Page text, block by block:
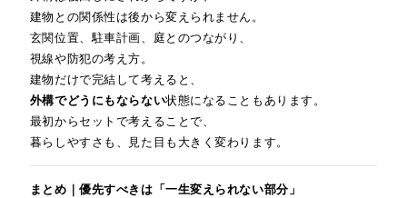
建物との関係性は後から変えられません。
玄関位置、駐車計画、庭とのつながり、
視線や防犯の考え方。
建物だけで完結して考えると、
外構でどうにもならない状態になることもあります。
最初からセットで考えることで、
暮らしやすさも、見た目も大きく変わります。
まとめ｜優先すべきは「一生変えられない部分」